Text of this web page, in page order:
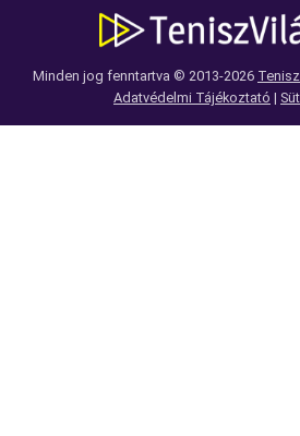
Minden jog fenntartva © 2013-2026
Adatvédelmi Tájékoztató |